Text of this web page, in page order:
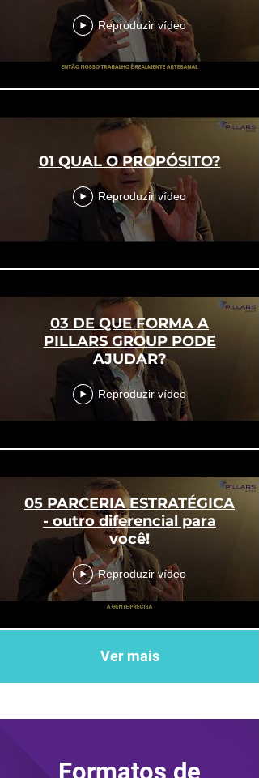
Reproduzir vídeo
01 QUAL O PROPÓSITO?
Reproduzir vídeo
03 DE QUE FORMA A
PILLARS GROUP PODE
AJUDAR?
Reproduzir vídeo
05 PARCERIA ESTRATÉGICA
- outro diferencial para
você!
Reproduzir vídeo
Ver mais
Formatos de